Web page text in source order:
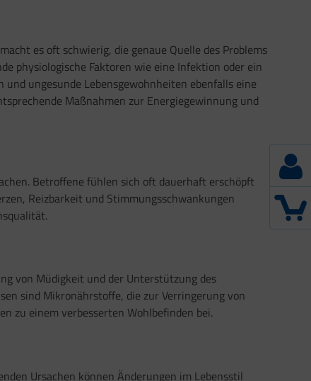
es oft schwierig, die genaue Quelle des Problems
physiologische Faktoren wie eine Infektion oder ein
ungesunde Lebensgewohnheiten ebenfalls eine
Maßnahmen zur Energiegewinnung und
Betroffene fühlen sich oft dauerhaft erschöpft
Reizbarkeit und Stimmungsschwankungen
von Müdigkeit und der Unterstützung des
sind Mikronährstoffe, die zur Verringerung von
zu einem verbesserten Wohlbefinden bei.
Ursachen können Änderungen im Lebensstil